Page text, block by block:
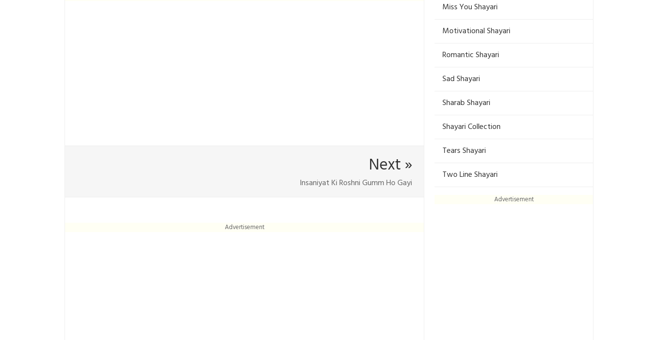
Next »
Insaniyat Ki Roshni Gumm Ho Gayi
Advertisement
Miss You Shayari
Motivational Shayari
Romantic Shayari
Sad Shayari
Sharab Shayari
Shayari Collection
Tears Shayari
Two Line Shayari
Advertisement